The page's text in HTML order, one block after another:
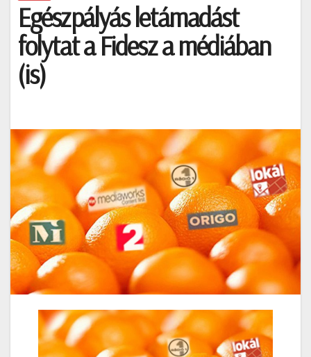
Egészpályás letámadást
folytat a Fidesz a médiában
(is)